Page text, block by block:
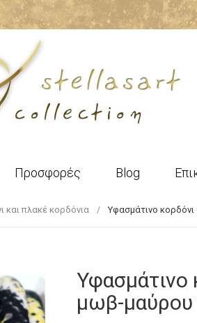
Προσφορές Blog
και πλακέ κορδόνια Υφασμάτινο
Υφασμάτινο
μωβ-μαύρου